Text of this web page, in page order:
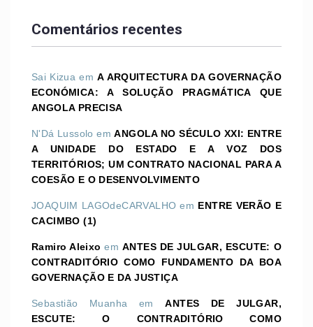
Comentários recentes
Sai Kizua emA ARQUITECTURA DA GOVERNAÇÃO
ECONÓMICA: A SOLUÇÃO PRAGMÁTICA QUE
ANGOLA PRECISA
N'Dá Lussolo emANGOLA NO SÉCULO XXI: ENTRE
A UNIDADE DO ESTADO E A VOZ DOS
TERRITÓRIOS; UM CONTRATO NACIONAL PARA A
COESÃO E O DESENVOLVIMENTO
JOAQUIM LAGOdeCARVALHO em ENTRE VERÃO E
CACIMBO (1)
Ramiro Aleixo emANTES DE JULGAR, ESCUTE: O
CONTRADITÓRIO COMO FUNDAMENTO DA BOA
GOVERNAÇÃO E DA JUSTIÇA
Sebastião Muanha emANTES DE JULGAR,
ESCUTE: O CONTRADITÓRIO COMO